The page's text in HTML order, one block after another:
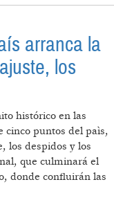
arranca la
los
histórico en las
cinco puntos del paìs,
los despidos y los
que culminará el
donde confluirán las